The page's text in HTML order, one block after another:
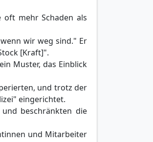
mehr Schaden als
wir weg sind." Er
[Kraft]".
Muster, das Einblick
und trotz der
eingerichtet.
beschränkten die
und Mitarbeiter